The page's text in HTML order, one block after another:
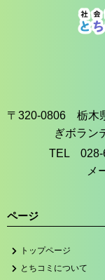
〒320-0806 栃木
ぎボラン
TEL 028-
メ
ページ
トップページ
とちコミについて